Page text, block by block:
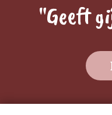
"Geeft